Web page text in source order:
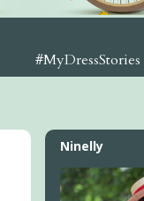
#MyDressStories
Ninelly